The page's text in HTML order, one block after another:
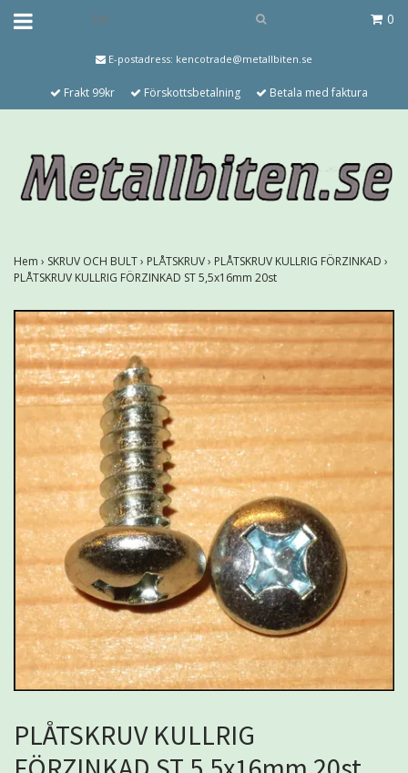
0
E-postadress: kencotrade@metallbiten.se
Frakt 99kr Förskottsbetalning Betala med faktura
Hem › SKRUV OCH BULT› PLÅTSKRUV› PLÅTSKRUV KULLRIG FÖRZINKAD ›
PLÅTSKRUV KULLRIG FÖRZINKAD ST 5,5x16mm 20st
PLÅTSKRUV KULLRIG